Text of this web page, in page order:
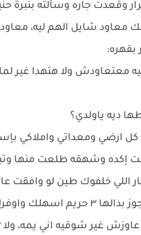
وقعدت جاره وسألته بنبرة
معاود شايل الهم ليه،
بقهره:
معتعاودش ولا هتهدا غير
ديه ياولدي؟
كل ارضي ومعداتي واملاكي
إكده وشهقه طلعت منها
اللي خلفوك طين لو وافقت
اسهلك واوفرلك.